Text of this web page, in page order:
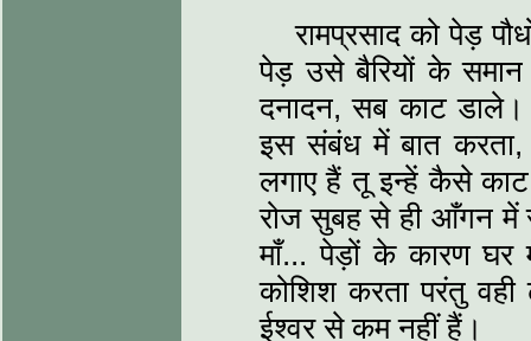
रामप्रसाद को पेड़
पेड़ उसे बैरियों के
दनादन, सब काट
इस संबंध में बात करता,
लगाए हैं तू इन्हें कैसे
रोज सुबह से ही आँगन में
माँ... पेड़ों के कारण घर
कोशिश करता परंतु
ईश्वर से कम नहीं हैं।